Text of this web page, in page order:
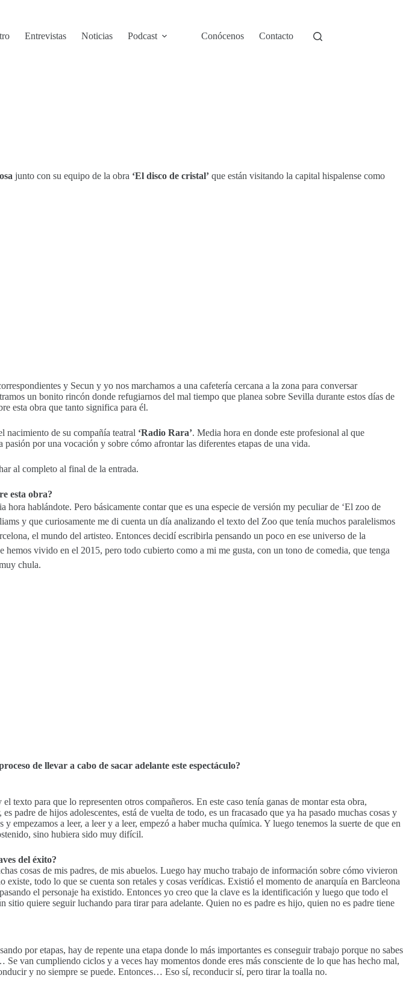
Entrevistas Noticias Podcast Conócenos Contacto
junto con su equipo de la obra ‘El disco de cristal’ que están visitando la capital hispalense como
y Secun y yo nos marchamos a una cafetería cercana a la zona para conversar
un bonito rincón donde refugiarnos del mal tiempo que planea sobre Sevilla durante estos días de
esta obra que tanto significa para él.
nacimiento de su compañía teatral ‘Radio Rara’. Media hora en donde este profesional al que
por una vocación y sobre cómo afrontar las diferentes etapas de una vida.
al completo al final de la entrada.
esta obra?
hablándote. Pero básicamente contar que es una especie de versión my peculiar de ‘El zoo de
y que curiosamente me di cuenta un día analizando el texto del Zoo que tenía muchos paralelismos
el mundo del artisteo. Entonces decidí escribirla pensando un poco en ese universo de la
vivido en el 2015, pero todo cubierto como a mi me gusta, con un tono de comedia, que tenga
chula.
de llevar a cabo de sacar adelante este espectáculo?
para que lo representen otros compañeros. En este caso tenía ganas de montar esta obra,
de hijos adolescentes, está de vuelta de todo, es un fracasado que ya ha pasado muchas cosas y
a leer, a leer y a leer, empezó a haber mucha química. Y luego tenemos la suerte de que en
sino hubiera sido muy difícil.
del éxito?
cosas de mis padres, de mis abuelos. Luego hay mucho trabajo de información sobre cómo vivieron
todo lo que se cuenta son retales y cosas verídicas. Existió el momento de anarquía en Barcleona
el personaje ha existido. Entonces yo creo que la clave es la identificación y luego que todo el
quiere seguir luchando para tirar para adelante. Quien no es padre es hijo, quien no es padre tiene
por etapas, hay de repente una etapa donde lo más importantes es conseguir trabajo porque no sabes
van cumpliendo ciclos y a veces hay momentos donde eres más consciente de lo que has hecho mal,
y no siempre se puede. Entonces… Eso sí, reconducir sí, pero tirar la toalla no.